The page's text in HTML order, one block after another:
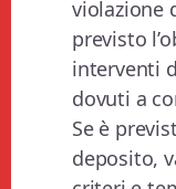
violazione
previsto
interventi
dovuti a
Se è
deposito,